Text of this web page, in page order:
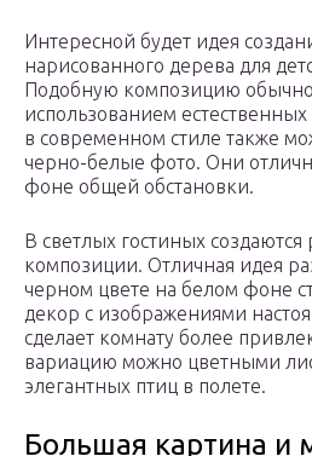
Интересной будет идея
нарисованного дерева для
Подобную композицию
использованием
в современном стиле также
черно-белые фото. Они
фоне общей обстановки.
В светлых гостиных создаются
композиции. Отличная идея
черном цвете на белом фоне
декор с изображениями
сделает комнату более
вариацию можно цветными
элегантных птиц в полете.
Большая картина и